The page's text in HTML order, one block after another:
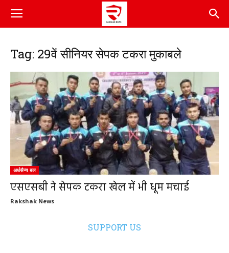
Tag: 29वें सीनियर सेपक टकरा मुकाबले
अर्धसैन्य बल
एसएसबी ने सेपक टकरा खेल में भी धूम मचाई
Rakshak News
SUPPORT US